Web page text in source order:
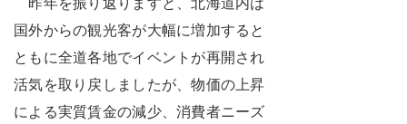
昨年を振り返りますと、北海道内は
国外からの観光客が大幅に増加すると
ともに全道各地でイベントが再開され
活気を取り戻しましたが、物価の上昇
による実質賃金の減少、消費者ニーズ